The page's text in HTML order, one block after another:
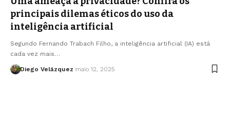
principais dilemas éticos do uso da
inteligência artificial
Segundo Fernando Trabach Filho, a inteligência artificial (IA) está
cada vez mais…
Diego Velázquez maio 12, 2025